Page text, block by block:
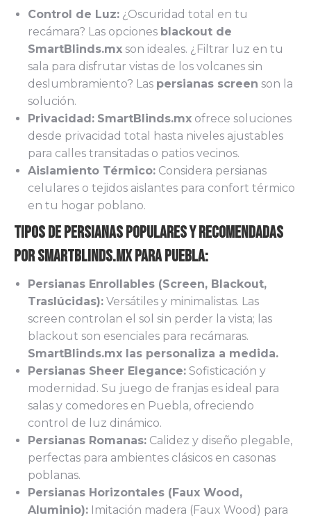
Control de Luz: ¿Oscuridad total en tu
recámara? Las opciones blackout de
SmartBlinds.mx son ideales. ¿Filtrar luz en tu
sala para disfrutar vistas de los volcanes sin
deslumbramiento? Las persianas screen son la
solución.
Privacidad: SmartBlinds.mx ofrece soluciones
desde privacidad total hasta niveles ajustables
para calles transitadas o patios vecinos.
Aislamiento Térmico: Considera persianas
celulares o tejidos aislantes para confort térmico
en tu hogar poblano.
Tipos de Persianas Populares y Recomendadas
por Smartblinds.mx para Puebla:
Persianas Enrollables (Screen, Blackout,
Traslúcidas): Versátiles y minimalistas. Las
screen controlan el sol sin perder la vista; las
blackout son esenciales para recámaras.
SmartBlinds.mx las personaliza a medida.
Persianas Sheer Elegance: Sofisticación y
modernidad. Su juego de franjas es ideal para
salas y comedores en Puebla, ofreciendo
control de luz dinámico.
Persianas Romanas: Calidez y diseño plegable,
perfectas para ambientes clásicos en casonas
poblanas.
Persianas Horizontales (Faux Wood,
Aluminio): Imitación madera (Faux Wood) para